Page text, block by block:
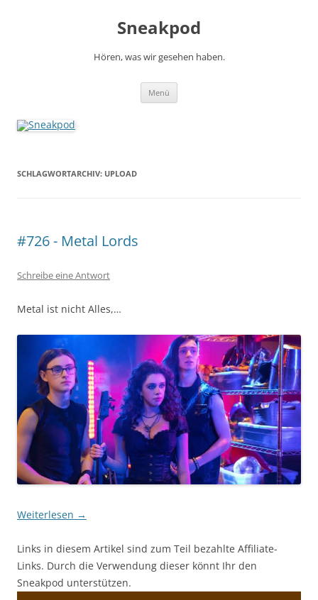
Sneakpod
Hören, was wir gesehen haben.
Menü
SCHLAGWORTARCHIV: UPLOAD
#726 - Metal Lords
Schreibe eine Antwort
Metal ist nicht Alles,…
Weiterlesen →
Links in diesem Artikel sind zum Teil bezahlte Affiliate-
Links. Durch die Verwendung dieser könnt Ihr den
Sneakpod unterstützen.